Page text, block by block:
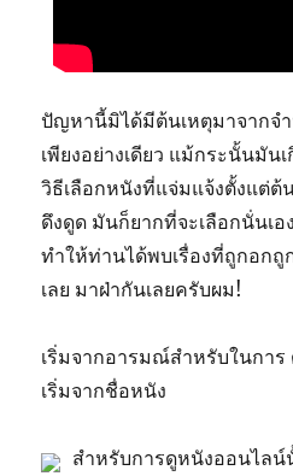
ปัญหานี้มิได้มีต้นเหตุมาจากจ
เพียงอย่างเดียว แม้กระนั้นมัน
วิธีเลือกหนังที่แจ่มแจ้งตั้งแต่ต้
ดึงดูด มันก็ยากที่จะเลือกนั่นเ
ทำให้ท่านได้พบเรื่องที่ถูกอกถู
เลย มาฝ่ากันเลยครับผม!
เริ่มจากอารมณ์สำหรับในการ
เริ่มจากชื่อหนัง
สำหรับการดูหนังออนไล